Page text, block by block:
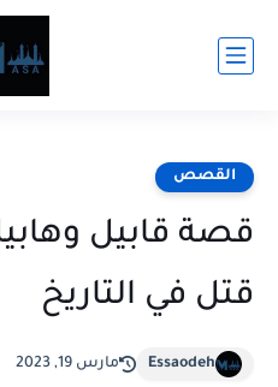
القصص
قصة قابيل
قتل في التاريخ
Essaodeh مارس 19, 2023